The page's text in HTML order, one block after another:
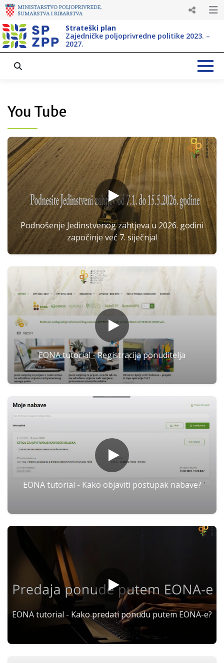
Strateški plan
Zajedničke poljoprivredne politike 2023. –
2027.
You Tube
Podnošenje Jedinstvenog zahtjeva u 2026. godini
započinje već 7. siječnja!
EONA tutorial - Registracija ponuditelja
EONA tutorial - Kako objaviti postupak nabave?
EONA tutorial - Kako predati ponudu putem EONA-e?